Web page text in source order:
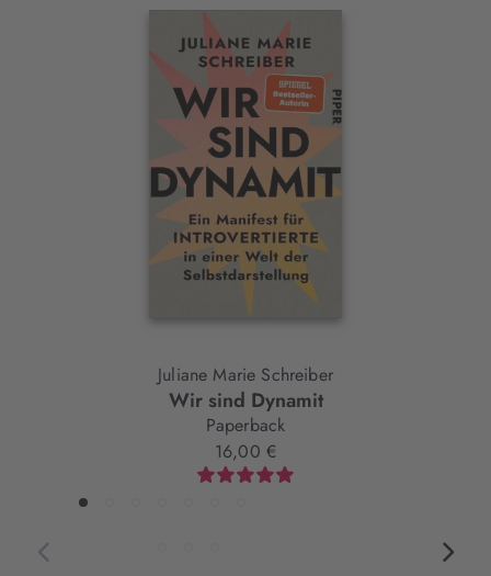
Juliane Marie Schreiber
Wir sind Dynamit
Paperback
16,00 €